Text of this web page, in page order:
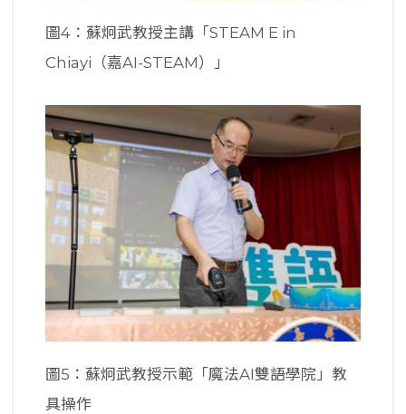
圖4：蘇炯武教授主講「STEAM E in
Chiayi（嘉AI-STEAM）」
圖5：蘇炯武教授示範「魔法AI雙語學院」教
具操作